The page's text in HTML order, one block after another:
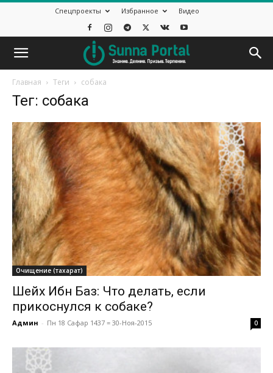
Спецпроекты Избранное Видео
Главная Теги собака
Тег: собака
Очищение (тахарат)
Шейх Ибн Баз: Что делать, если
прикоснулся к собаке?
Админ - Пн 18 Сафар 1437 = 30-Ноя-2015 0